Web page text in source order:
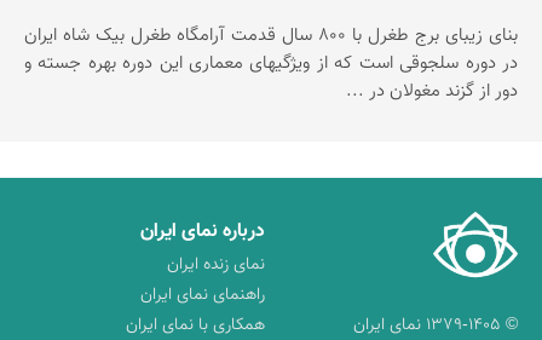
بنای زیبای برج طغرل با ‪ ۸۰۰‬سال قدمت آرامگاه طغرل بیک شاه ایران
در دوره سلجوقی است که از ویژگیهای معماری این دوره بهره جسته و
دور از گزند مغولان در ...
© ۱۳۷۹-۱۴۰۵ نمای ایران
درباره نمای ایران
نمای زنده ایران
راهنمای نمای ایران
همکاری با نمای ایران